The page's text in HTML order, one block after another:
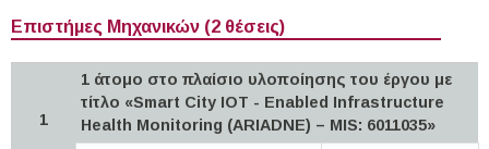
Επιστήμες Μηχανικών (2 θέσεις)
1
1 άτομο στο πλαίσιο υλοποίησης του έργου με
τίτλο «Smart City IOT - Enabled Infrastructure
Health Monitoring (ARIADNE) – MIS: 6011035»